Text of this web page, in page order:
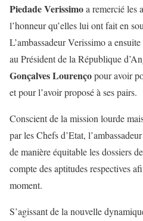
Piedade Verissimoa remercié les
l’honneur qu’elles lui ont fait en
L’ambassadeur Verissimo a
au Président de la République
Gonçalves Lourençopour avoir
et pour l’avoir proposé à ses pairs.
Conscient de la mission lourde
par les Chefs d’Etat,
de manière équitable les dossiers
compte des aptitudes respectives
moment.
S’agissant de la nouvelle